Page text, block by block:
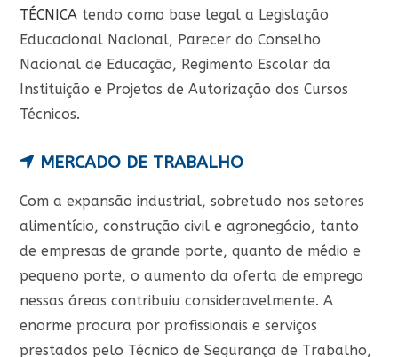
TÉCNICA tendo como base legal a Legislação
Educacional Nacional, Parecer do Conselho
Nacional de Educação, Regimento Escolar da
Instituição e Projetos de Autorização dos Cursos
Técnicos.
MERCADO DE TRABALHO
Com a expansão industrial, sobretudo nos setores
alimentício, construção civil e agronegócio, tanto
de empresas de grande porte, quanto de médio e
pequeno porte, o aumento da oferta de emprego
nessas áreas contribuiu consideravelmente. A
enorme procura por profissionais e serviços
prestados pelo Técnico de Segurança de Trabalho,